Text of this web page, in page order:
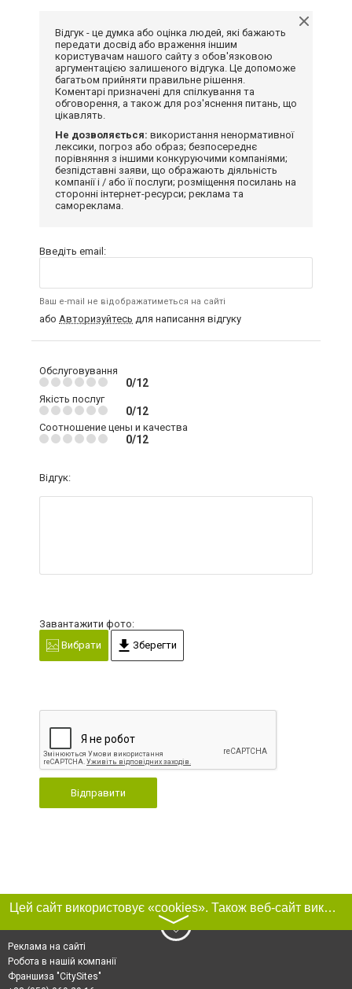
Відгук - це думка або оцінка людей, які бажають
передати досвід або враження іншим
користувачам нашого сайту з обов'язковою
аргументацією залишеного відгука. Це допоможе
багатьом прийняти правильне рішення.
Коментарі призначені для спілкування та
обговорення, а також для роз'яснення питань, що
цікавлять.
Не дозволяється: використання ненормативної
лексики, погроз або образ; безпосереднє
порівняння з іншими конкуруючими компаніями;
безпідставні заяви, що ображають діяльність
компанії і / або її послуги; розміщення посилань на
сторонні інтернет-ресурси; реклама та
самореклама.
Введіть email:
Ваш e-mail не відображатиметься на сайті
або Авторизуйтесь для написання відгуку
Обслуговування
0/12
Якість послуг
0/12
Соотношение цены и качества
0/12
Відгук:
Завантажити фото:
Вибрати
Зберегти
Відправити
Цей сайт використовує «cookies». Також веб-сайт використовує інтернет-сервіс для збору технічних даних стосовно відвідувачів з метою отримання маркетингової та статистичної інформації. Умови обробки даних відвідувачів сайту див.
〉
Реклама на сайті
Робота в нашій компанії
Франшиза "CitySites"